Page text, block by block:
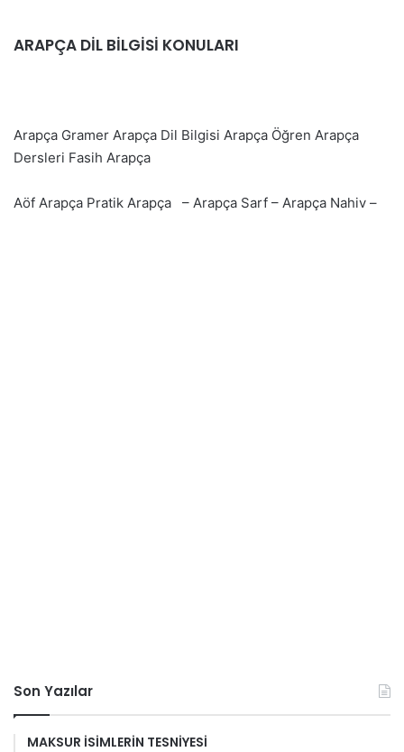
ARAPÇA DİL BİLGİSİ KONULARI
Arapça Gramer Arapça Dil Bilgisi Arapça Öğren Arapça
Dersleri Fasih Arapça
Aöf Arapça Pratik Arapça – Arapça Sarf – Arapça Nahiv –
Son Yazılar
MAKSUR İSİMLERİN TESNİYESİ